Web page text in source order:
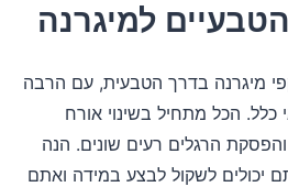
למיגרנה
מיגרנה בדרך הטבעית, עם הרבה
כלל. הכל מתחיל בשינוי אורח
והפסקת הרגלים רעים שונים. הנה
יכולים לשקול לבצע במידה ואתם